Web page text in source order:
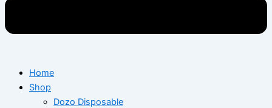
Home
Shop
Dozo Disposable